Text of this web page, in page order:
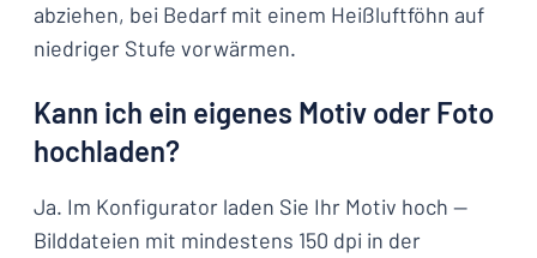
abziehen, bei Bedarf mit einem Heißluftföhn auf
niedriger Stufe vorwärmen.
Kann ich ein eigenes Motiv oder Foto
hochladen?
Ja. Im Konfigurator laden Sie Ihr Motiv hoch —
Bilddateien mit mindestens 150 dpi in der